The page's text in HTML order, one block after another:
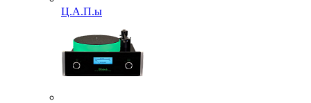
Ц.А.П.ы